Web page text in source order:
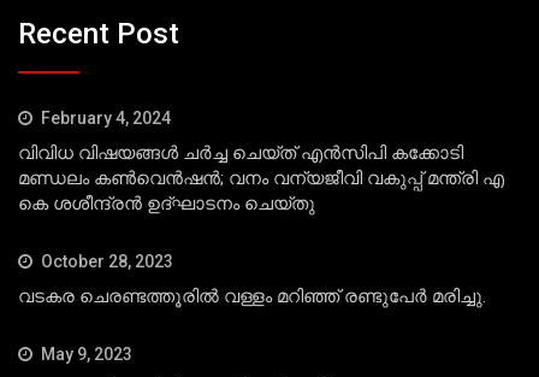
Recent Post
February 4, 2024
വിവിധ വിഷയങ്ങള്‍ ചര്‍ച്ച ചെയ്ത് എന്‍സിപി കക്കോടി
മണ്ഡലം കണ്‍വെന്‍ഷന്‍; വനം വന്യജീവി വകുപ്പ് മന്ത്രി എ
കെ ശശീന്ദ്രന്‍ ഉദ്ഘാടനം ചെയ്തു
October 28, 2023
വടകര ചെരണ്ടത്തൂരില്‍ വള്ളം മറിഞ്ഞ് രണ്ടുപേര്‍ മരിച്ചു.
May 9, 2023